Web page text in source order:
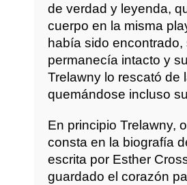
de verdad y leyenda,
cuerpo en la misma
había sido encontrado,
permanecía intacto y
Trelawny lo rescató de
quemándose incluso
En principio Trelawny,
consta en la biografía
escrita por Esther
guardado el corazón